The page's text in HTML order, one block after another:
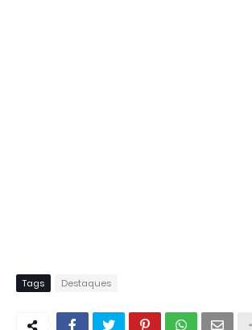
Tags Destaques